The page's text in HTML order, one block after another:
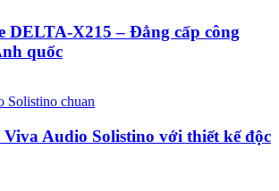
DELTA-X215 – Đẳng cấp công
quốc
Audio Solistino với thiết kế độc